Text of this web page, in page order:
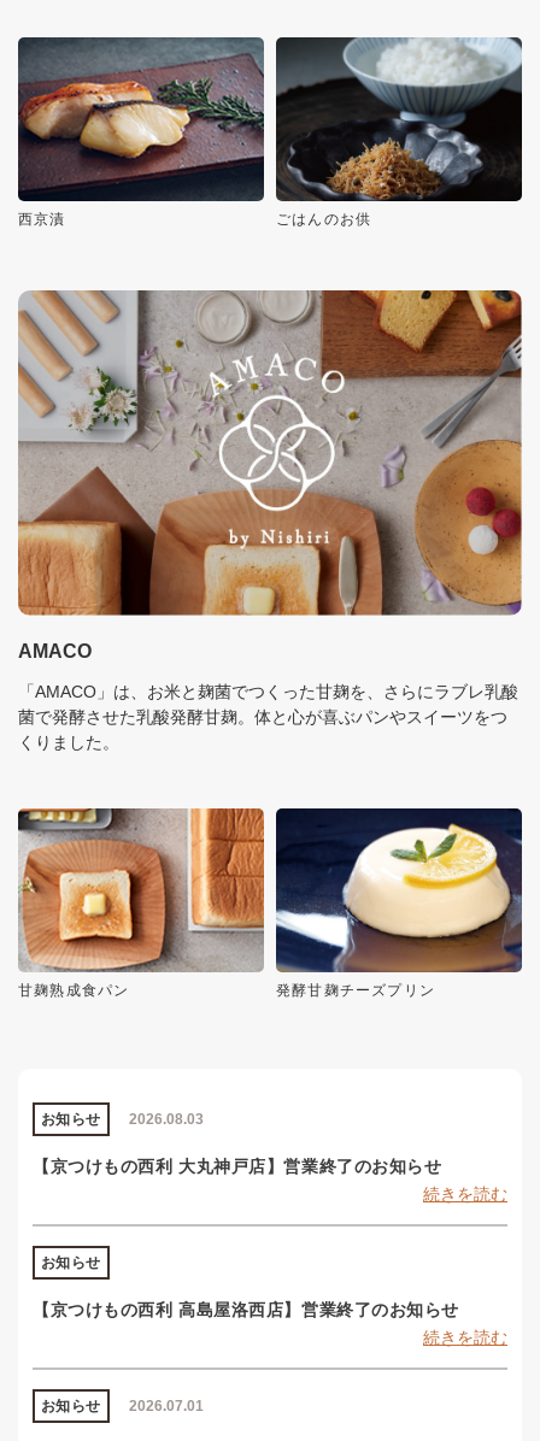
西京漬 ごはんのお供
AMACO
「AMACO」は、お米と麹菌でつくった甘麹を、さらにラブレ乳酸
菌で発酵させた乳酸発酵甘麹。体と心が喜ぶパンやスイーツをつ
くりました。
甘麹熟成食パン 発酵甘麹チーズプリン
2026.08.03
お知らせ
【京つけもの西利 大丸神戸店】営業終了のお知らせ
続きを読む
お知らせ
【京つけもの西利 高島屋洛西店】営業終了のお知らせ
続きを読む
2026.07.01
お知らせ